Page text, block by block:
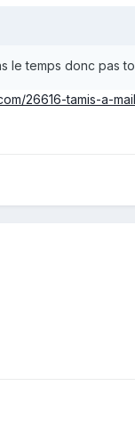
le temps donc pas
26616-tamis-a-